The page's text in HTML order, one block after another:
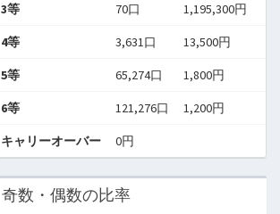
3等 70口 1,195,300円
4等 3,631口 13,500円
5等 65,274口 1,800円
6等 121,276口 1,200円
キャリーオーバー 0円
奇数・偶数の比率